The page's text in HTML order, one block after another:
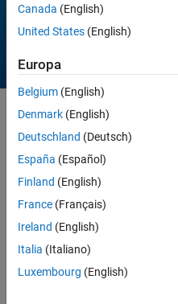
Sort by
2 Results found in Entries
Canada (English)
United States (English)
Europa
Belgium (English)
Denmark (English)
Deutschland (Deutsch)
España (Español)
Finland (English)
France (Français)
Ireland (English)
Italia (Italiano)
Luxembourg (English)